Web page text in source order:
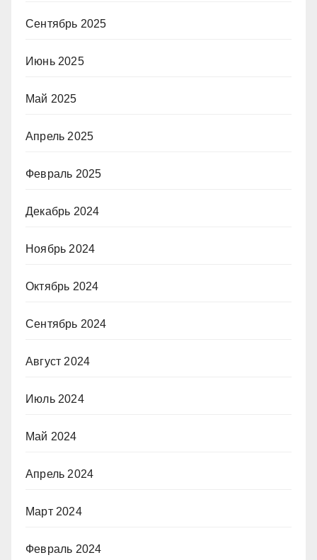
Сентябрь 2025
Июнь 2025
Май 2025
Апрель 2025
Февраль 2025
Декабрь 2024
Ноябрь 2024
Октябрь 2024
Сентябрь 2024
Август 2024
Июль 2024
Май 2024
Апрель 2024
Март 2024
Февраль 2024